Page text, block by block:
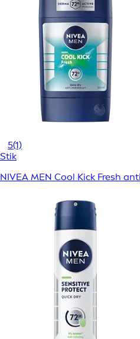
5(1)
Stik
NIVEA MEN Cool Kick Fresh